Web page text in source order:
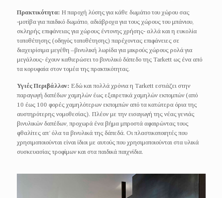
Πρακτικότητα: H παροχή λύσης για κάθε δωμάτιο του χώρου σας
-μοτίβα για παιδικό δωμάτιο, αδιάβροχα για τους χώρους του μπάνιου,
σκληρής επιφάνειας για χώρους έντονης χρήσης- αλλά και η ευκολία
τοποθέτησης (οδηγός τοποθέτησης) παρέχοντας επιφάνειες σε
διαχειρίσιμα μεγέθη –βινυλική λωρίδα για μικρούς χώρους ρολά για
μεγάλους- έχουν καθιερώσει το βινυλικό δάπεδο της Tarkett ως ένα από
τα κορυφαία στον τομέα της πρακτικότητας.
Υγιές Περιβάλλον: Εδώ και πολλά χρόνια η Tarkett εστιάζει στην
παραγωγή δαπέδων χαμηλών έως εξαιρετικά χαμηλών εκπομπών (από
10 έως 100 φορές χαμηλότερων εκπομπών από τα κατώτερα όρια της
αυστηρότερης νομοθεσίας). Πλέον με την εισαγωγή της νέας γενιάς
βινυλικών δαπέδων, προχωρά ένα βήμα μπροστά αφαιρώντας τους
φθαλίτες απ’ όλα τα βινυλικά της δάπεδά. Οι πλαστικοποιητές που
χρησιμοποιούνται είναι ίδιοι με αυτούς που χρησιμοποιούνται στα υλικά
συσκευασίας τροφίμων και στα παιδικά παιχνίδια.